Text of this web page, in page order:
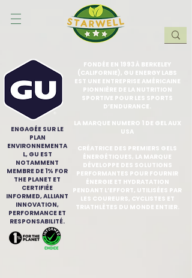
FONDÉE EN 1993 À BERKELEY
(CALIFORNIE), GU ENERGY LABS
EST UNE ENTREPRISE AMÉRICAINE
PIONNIÈRE DE LA NUTRITION
SPORTIVE POUR LES SPORTS
D’ENDURANCE.
LA MARQUE NUMERO 1 DE GEL AUX
USA
CRÉATRICE DES PREMIERS GELS
ÉNERGÉTIQUES, LA MARQUE
DÉVELOPPE DES SOLUTIONS
PERFORMANTES POUR FOURNIR
ÉNERGIE ET HYDRATATION
PENDANT L’EFFORT, UTILISÉES PAR
LES COUREURS, CYCLISTES ET
TRIATHLÈTES DU MONDE ENTIER.
ENGAGÉE SUR LE
PLAN
ENVIRONNEMENTA
L, GU EST
NOTAMMENT
MEMBRE DE 1% FOR
THE PLANET ET
CERTIFIÉE
INFORMED, ALLIANT
INNOVATION,
PERFORMANCE ET
RESPONSABILITÉ.